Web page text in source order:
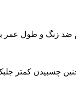
ضد زنگ و طول عمر
چسبیدن کمتر